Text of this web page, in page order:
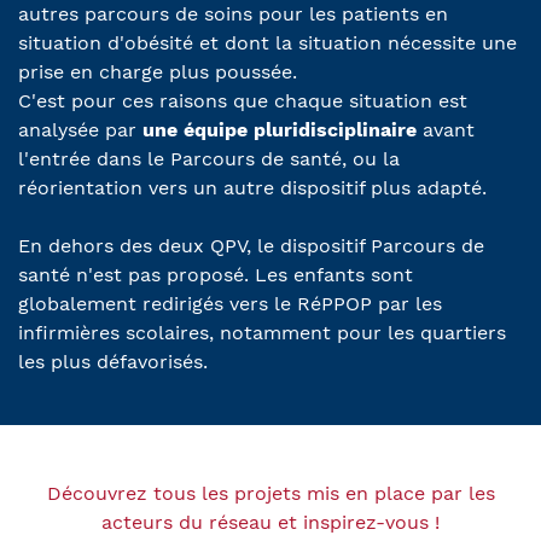
autres parcours de soins pour les patients en
situation d'obésité et dont la situation nécessite une
prise en charge plus poussée.
C'est pour ces raisons que chaque situation est
analysée par une équipe pluridisciplinaire avant
l'entrée dans le Parcours de santé, ou la
réorientation vers un autre dispositif plus adapté.
En dehors des deux QPV, le dispositif Parcours de
santé n'est pas proposé. Les enfants sont
globalement redirigés vers le RéPPOP par les
infirmières scolaires, notamment pour les quartiers
les plus défavorisés.
Découvrez tous les projets mis en place par les
acteurs du réseau et inspirez-vous !